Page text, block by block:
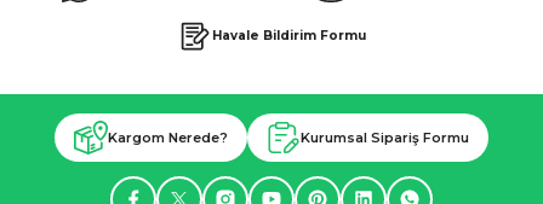
Havale Bildirim Formu
Kargom Nerede? Kurumsal Sipariş Formu